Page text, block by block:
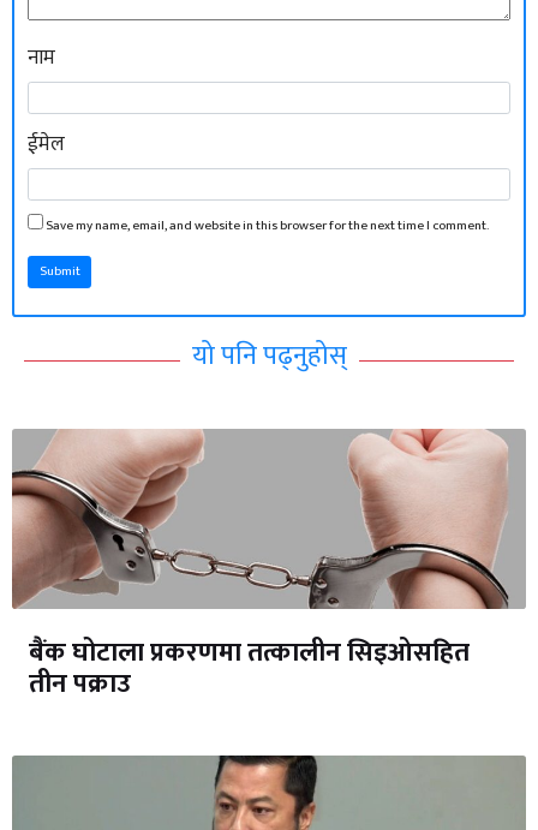
नाम
ईमेल
Save my name, email, and website in this browser for the next time I comment.
Submit
यो पनि पढ्नुहोस्
बैंक घोटाला प्रकरणमा तत्कालीन सिइओसहित
तीन पक्राउ